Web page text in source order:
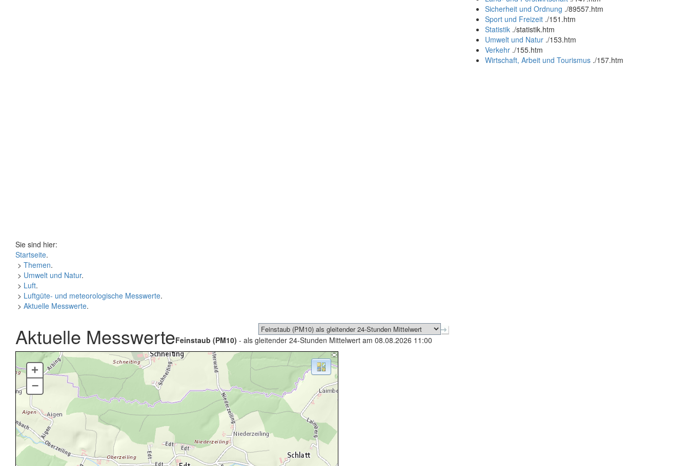
Sicherheit und Ordnung ./89557.htm
Sport und Freizeit ./151.htm
Statistik ./statistik.htm
Umwelt und Natur ./153.htm
Verkehr ./155.htm
Wirtschaft, Arbeit und Tourismus ./157.htm
Sie sind hier:
Startseite.
> Themen.
> Umwelt und Natur.
> Luft.
> Luftgüte- und meteorologische Messwerte.
> Aktuelle Messwerte.
Aktuelle MesswerteFeinstaub (PM10) - als gleitender 24-Stunden Mittelwert am 08.08.2026 11:00
+
–